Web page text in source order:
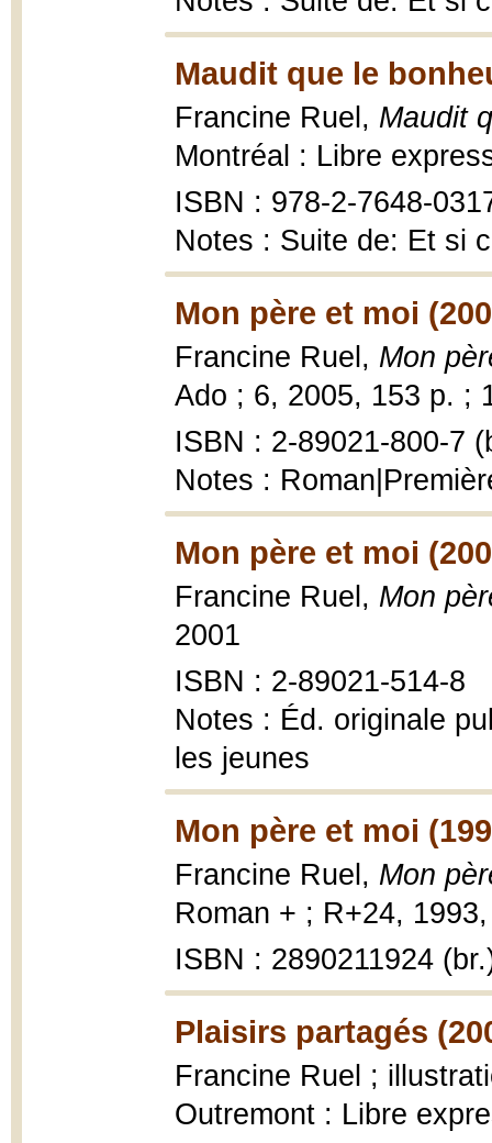
Maudit que le
Francine Ruel, Maudit
Montréal : Libre
ISBN : 978-2-7648-
Notes : Suite de: Et si
Mon père et moi
Francine Ruel, Mon
Ado ; 6, 2005, 153 p. ;
ISBN : 2-89021-800-7
Notes :
Mon père et moi
Francine Ruel, Mon
2001
ISBN : 2-89021-514-8
Notes : Éd. originale
les jeunes
Mon père et moi
Francine Ruel, Mon
Roman + ; R+24,
ISBN : 2890211924
Plaisirs partagés
Francine Ruel ;
Outremont : Libre